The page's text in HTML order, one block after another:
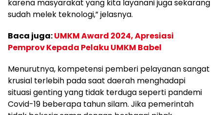
karena masyarakat yang kita layanani juga sekarang
sudah melek teknologi,” jelasnya.
Baca juga:UMKM Award 2024, Apresiasi
Pemprov Kepada Pelaku UMKM Babel
Menurutnya, kompetensi pemberi pelayanan sangat
krusial terlebih pada saat daerah menghadapi
situasi genting yang tidak terduga seperti pandemi
Covid-19 beberapa tahun silam. Jika pemerintah